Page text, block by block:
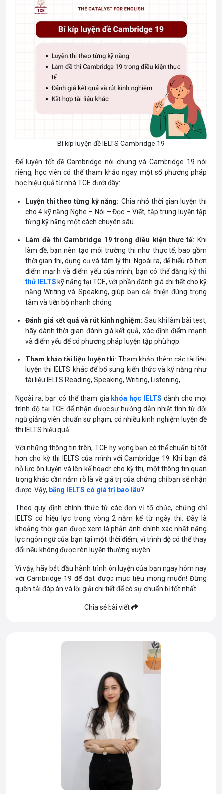
Bí kíp luyện đề IELTS Cambridge 19
Để luyện tốt đề Cambridge nói chung và Cambridge 19 nói
riêng, học viên có thể tham khảo ngay một số phương pháp
học hiệu quả từ nhà TCE dưới đây:
Luyện thi theo từng kỹ năng: Chia nhỏ thời gian luyện thi
cho 4 kỹ năng Nghe – Nói – Đọc – Viết, tập trung luyện tập
từng kỹ năng một cách chuyên sâu.
Làm đề thi Cambridge 19 trong điều kiện thực tế: Khi
làm đề, bạn nên tạo môi trường thi như thực tế, bao gồm
thời gian thi, dụng cụ và tâm lý thi. Ngoài ra, để hiểu rõ hơn
điểm mạnh và điểm yếu của mình, bạn có thể đăng kýthi
thử IELTS kỹ năng tại TCE, với phần đánh giá chi tiết cho kỹ
năng Writing và Speaking, giúp bạn cải thiện đúng trọng
tâm và tiến bộ nhanh chóng.
Đánh giá kết quả và rút kinh nghiệm: Sau khi làm bài test,
hãy dành thời gian đánh giá kết quả, xác định điểm mạnh
và điểm yếu để có phương pháp luyện tập phù hợp.
Tham khảo tài liệu luyện thi:Tham khảo thêm các tài liệu
luyện thi IELTS khác để bổ sung kiến thức và kỹ năng như
tài liệu IELTS Reading, Speaking, Writing, Listening,…
Ngoài ra, bạn có thể tham gia khóa học IELTS dành cho mọi
trình độ tại TCE để nhận được sự hướng dẫn nhiệt tình từ đội
ngũ giảng viên chuẩn sư phạm, có nhiều kinh nghiệm luyện đề
thi IELTS hiệu quả.
Với những thông tin trên, TCE hy vọng bạn có thể chuẩn bị tốt
hơn cho kỳ thi IELTS của mình với Cambridge 19. Khi bạn đã
nỗ lực ôn luyện và lên kế hoạch cho kỳ thi, một thông tin quan
trọng khác cần nắm rõ là về giá trị của chứng chỉ bạn sẽ nhận
được. Vậy, bằng IELTS có giá trị bao lâu?
Theo quy định chính thức từ các đơn vị tổ chức, chứng chỉ
IELTS có hiệu lực trong vòng 2 năm kể từ ngày thi. Đây là
khoảng thời gian được xem là phản ánh chính xác nhất năng
lực ngôn ngữ của bạn tại một thời điểm, vì trình độ có thể thay
đổi nếu không được rèn luyện thường xuyên.
Vì vậy, hãy bắt đầu hành trình ôn luyện của bạn ngay hôm nay
với Cambridge 19 để đạt được mục tiêu mong muốn! Đừng
quên tải đáp án và lời giải chi tiết để có sự chuẩn bị tốt nhất.
Chia sẻ bài viết